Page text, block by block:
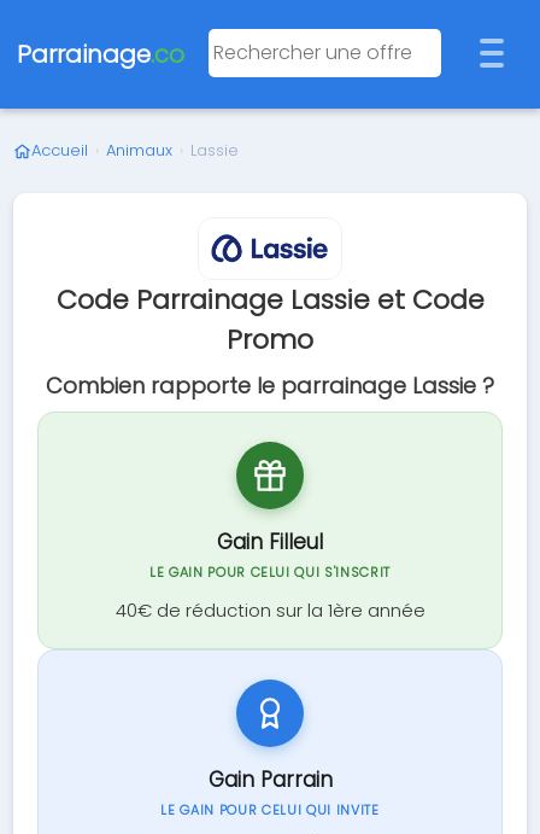
Parrainage.co
Accueil › Animaux › Lassie
Code Parrainage Lassie et Code
Promo
Combien rapporte le parrainage Lassie ?
Gain Filleul
LE GAIN POUR CELUI QUI S'INSCRIT
40€ de réduction sur la 1ère année
Gain Parrain
LE GAIN POUR CELUI QUI INVITE